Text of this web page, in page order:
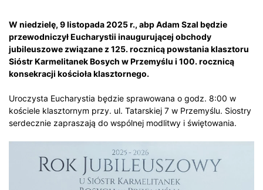
W niedzielę, 9 listopada 2025 r., abp Adam Szal będzie
przewodniczył Eucharystii inaugurującej obchody
jubileuszowe związane z 125. rocznicą powstania klasztoru
Sióstr Karmelitanek Bosych w Przemyślu i 100. rocznicą
konsekracji kościoła klasztornego.
Uroczysta Eucharystia będzie sprawowana o godz. 8:00 w
kościele klasztornym przy. ul. Tatarskiej 7 w Przemyślu. Siostry
serdecznie zapraszają do wspólnej modlitwy i świętowania.